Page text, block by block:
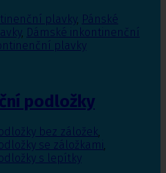
plavky, Pánské
, Dámské inkontinenční
plavky
podložky
bez záložek,
se záložkami,
s lepítky